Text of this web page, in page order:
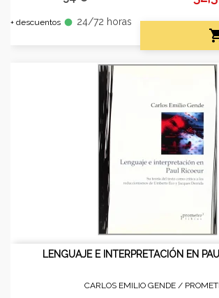
+ descuentos fiber_manual_record 24/72 horas
LENGUAJE E INTERPRETACIÓN EN
CARLOS EMILIO GENDE /